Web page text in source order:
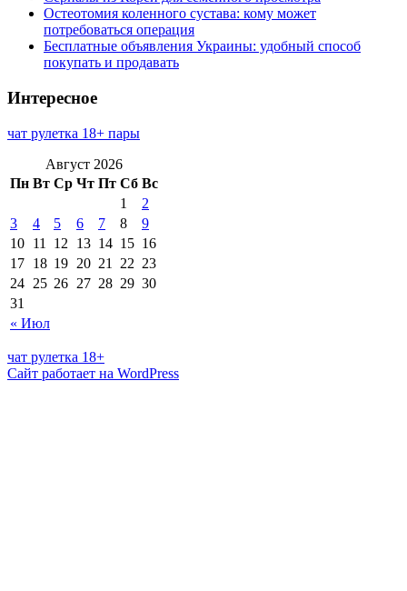
Остеотомия коленного сустава: кому может
потребоваться операция
Бесплатные объявления Украины: удобный способ
покупать и продавать
Интересное
чат рулетка 18+ пары
Август 2026
Пн Вт Ср Чт Пт Сб Вс
« Июл
1
2
3
4 5 6 7 8
9
10 11 12 13 14 15 16
17 18 19 20 21 22 23
24 25 26 27 28 29 30
31
чат рулетка 18+
Сайт работает на WordPress